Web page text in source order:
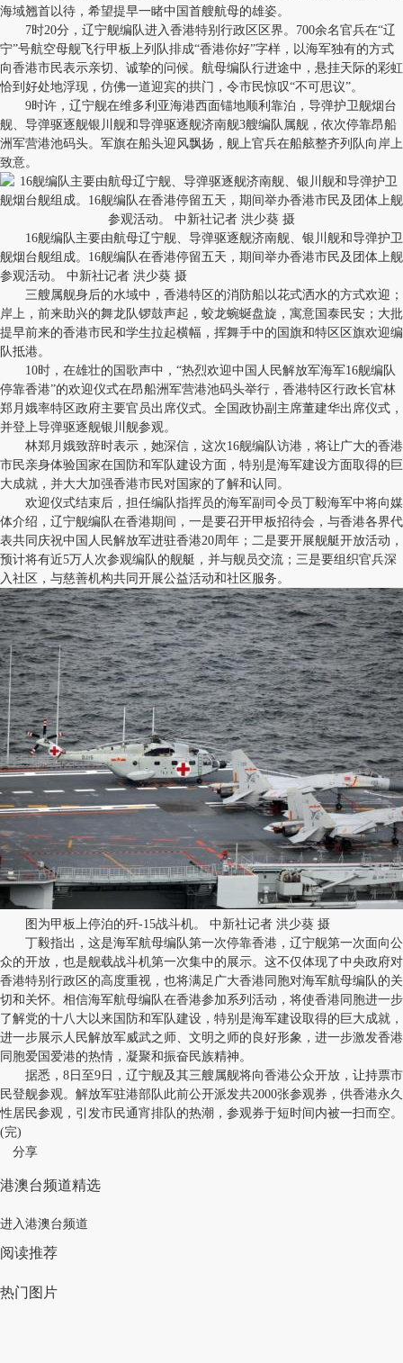
海域翘首以待，希望提早一睹中国首艘航母的雄姿。
7时20分，辽宁舰编队进入香港特别行政区区界。700余名官兵在“辽
宁”号航空母舰飞行甲板上列队排成“香港你好”字样，以海军独有的方式
向香港市民表示亲切、诚挚的问候。航母编队行进途中，悬挂天际的彩虹
恰到好处地浮现，仿佛一道迎宾的拱门，令市民惊叹“不可思议”。
9时许，辽宁舰在维多利亚海港西面锚地顺利靠泊，导弹护卫舰烟台
舰、导弹驱逐舰银川舰和导弹驱逐舰济南舰3艘编队属舰，依次停靠昂船
洲军营港池码头。军旗在船头迎风飘扬，舰上官兵在船舷整齐列队向岸上
致意。
16舰编队主要由航母辽宁舰、导弹驱逐舰济南舰、银川舰和导弹护卫
舰烟台舰组成。16舰编队在香港停留五天，期间举办香港市民及团体上舰
参观活动。 中新社记者 洪少葵 摄
三艘属舰身后的水域中，香港特区的消防船以花式洒水的方式欢迎；
岸上，前来助兴的舞龙队锣鼓声起，蛟龙蜿蜒盘旋，寓意国泰民安；大批
提早前来的香港市民和学生拉起横幅，挥舞手中的国旗和特区区旗欢迎编
队抵港。
10时，在雄壮的国歌声中，“热烈欢迎中国人民解放军海军16舰编队
停靠香港”的欢迎仪式在昂船洲军营港池码头举行，香港特区行政长官林
郑月娥率特区政府主要官员出席仪式。全国政协副主席董建华出席仪式，
并登上导弹驱逐舰银川舰参观。
林郑月娥致辞时表示，她深信，这次16舰编队访港，将让广大的香港
市民亲身体验国家在国防和军队建设方面，特别是海军建设方面取得的巨
大成就，并大大加强香港市民对国家的了解和认同。
欢迎仪式结束后，担任编队指挥员的海军副司令员丁毅海军中将向媒
体介绍，辽宁舰编队在香港期间，一是要召开甲板招待会，与香港各界代
表共同庆祝中国人民解放军进驻香港20周年；二是要开展舰艇开放活动，
预计将有近5万人次参观编队的舰艇，并与舰员交流；三是要组织官兵深
入社区，与慈善机构共同开展公益活动和社区服务。
图为甲板上停泊的歼-15战斗机。 中新社记者 洪少葵 摄
丁毅指出，这是海军航母编队第一次停靠香港，辽宁舰第一次面向公
众的开放，也是舰载战斗机第一次集中的展示。这不仅体现了中央政府对
香港特别行政区的高度重视，也将满足广大香港同胞对海军航母编队的关
切和关怀。相信海军航母编队在香港参加系列活动，将使香港同胞进一步
了解党的十八大以来国防和军队建设，特别是海军建设取得的巨大成就，
进一步展示人民解放军威武之师、文明之师的良好形象，进一步激发香港
同胞爱国爱港的热情，凝聚和振奋民族精神。
据悉，8日至9日，辽宁舰及其三艘属舰将向香港公众开放，让持票市
民登舰参观。解放军驻港部队此前公开派发共2000张参观券，供香港永久
性居民参观，引发市民通宵排队的热潮，参观券于短时间内被一扫而空。
(完)
分享
港澳台频道精选
进入港澳台频道
阅读推荐
热门图片